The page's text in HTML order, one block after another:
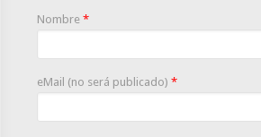
Nombre *
eMail (no será publicado) *